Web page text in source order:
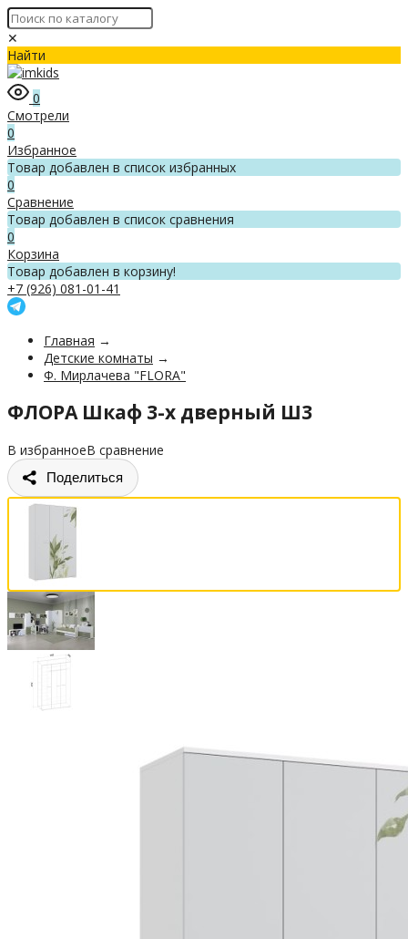
✕
Найти
0
Смотрели
0
Избранное
Товар добавлен в список избранных
0
Сравнение
Товар добавлен в список сравнения
0
Корзина
Товар добавлен в корзину!
+7 (926) 081-01-41
Главная →
Детские комнаты →
Ф. Мирлачева "FLORA"
ФЛОРА Шкаф 3-х дверный Ш3
В избранноеВ сравнение
Поделиться